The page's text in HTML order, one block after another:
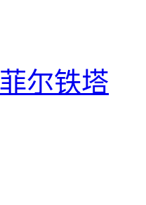
尔铁塔